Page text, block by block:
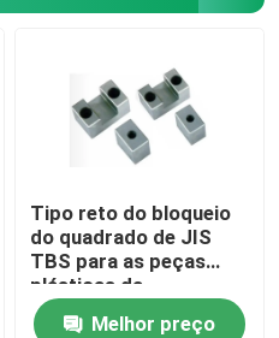
Tipo reto do bloqueio
do quadrado de JIS
TBS para as peças
plásticas da
modelagem por injeção
Melhor preço